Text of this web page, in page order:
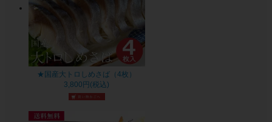
★国産大トロしめさば（4枚）
3,800円(税込)